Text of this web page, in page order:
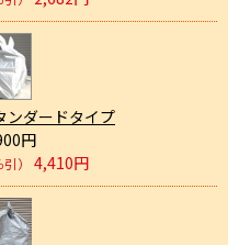
ンダードタイプ
円
） 4,410円